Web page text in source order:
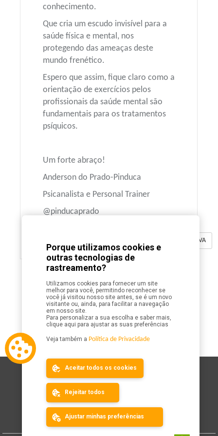
conhecimento.
Que cria um escudo invisível para a
saúde física e mental, nos
protegendo das ameaças deste
mundo frenético.
Espero que assim, fique claro como a
orientação de exercícios pelos
profissionais da saúde mental são
fundamentais para os tratamentos
psíquicos.
Um forte abraço!
Anderson do Prado-Pinduca
Psicanalista e Personal Trainer
@pinducaprado
Ver mais de AESPORTE GESTAO E ASSESSORIA ESPORTIVA
Mapa do Site
Calendário
Resultados
Organizador
Cadastre seu evento
Fale Conosco
Porque utilizamos cookies e
outras tecnologias de
rastreamento?
Utilizamos cookies para fornecer um site
melhor para você, permitindo reconhecer se
você já visitou nosso site antes, se é um novo
visitante ou, ainda, para facilitar a navegação
em nosso site.
Para personalizar a sua escolha e saber mais,
clique aqui para ajustar as suas preferências
Veja também a Política de Privacidade
Aceitar todos os cookies
Rejeitar todos
Ajustar minhas preferências